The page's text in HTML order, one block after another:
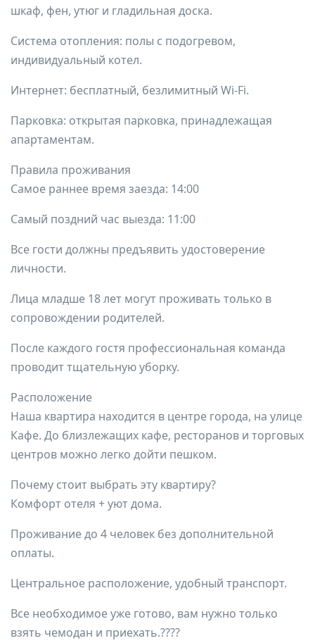
шкаф, фен, утюг и гладильная доска.
Система отопления: полы с подогревом,
индивидуальный котел.
Интернет: бесплатный, безлимитный Wi-Fi.
Парковка: открытая парковка, принадлежащая
апартаментам.
Правила проживания
Самое раннее время заезда: 14:00
Самый поздний час выезда: 11:00
Все гости должны предъявить удостоверение
личности.
Лица младше 18 лет могут проживать только в
сопровождении родителей.
После каждого гостя профессиональная команда
проводит тщательную уборку.
Расположение
Наша квартира находится в центре города, на улице
Кафе. До близлежащих кафе, ресторанов и торговых
центров можно легко дойти пешком.
Почему стоит выбрать эту квартиру?
Комфорт отеля + уют дома.
Проживание до 4 человек без дополнительной
оплаты.
Центральное расположение, удобный транспорт.
Все необходимое уже готово, вам нужно только
взять чемодан и приехать.????